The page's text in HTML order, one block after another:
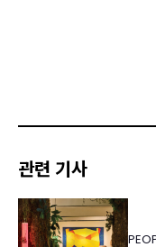
관련 기사